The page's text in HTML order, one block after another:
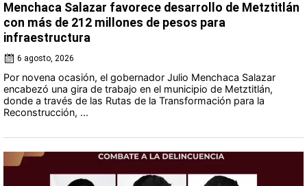
Menchaca Salazar favorece desarrollo de Metztitlán
con más de 212 millones de pesos para
infraestructura
6 agosto, 2026
Por novena ocasión, el gobernador Julio Menchaca Salazar
encabezó una gira de trabajo en el municipio de Metztitlán,
donde a través de las Rutas de la Transformación para la
Reconstrucción, ...